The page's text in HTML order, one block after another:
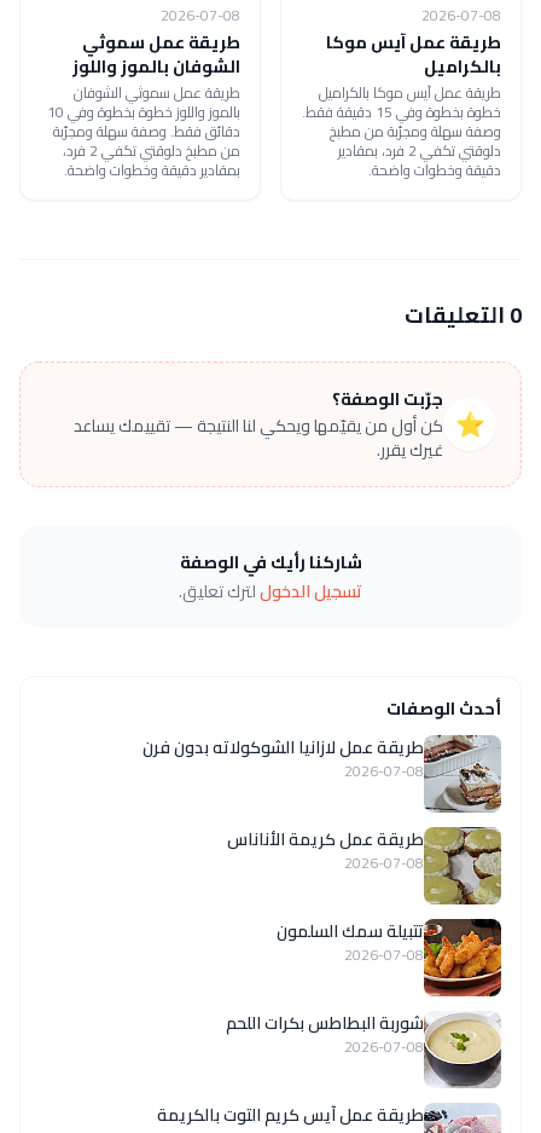
2026-07-08
طريقة عمل آيس موكا
بالكراميل
طريقة عمل آيس موكا بالكراميل
خطوة بخطوة وفي 15 دقيقة فقط.
وصفة سهلة ومجرّبة من مطبخ
دلوقتي تكفي 2 فرد، بمقادير
دقيقة وخطوات واضحة.
2026-07-08
طريقة عمل سموثي
الشوفان بالموز واللوز
طريقة عمل سموثي الشوفان
بالموز واللوز خطوة بخطوة وفي 10
دقائق فقط. وصفة سهلة ومجرّبة
من مطبخ دلوقتي تكفي 2 فرد،
بمقادير دقيقة وخطوات واضحة.
0 التعليقات
⭐
جرّبت الوصفة؟
كن أول من يقيّمها ويحكي لنا النتيجة — تقييمك يساعد
غيرك يقرر.
شاركنا رأيك في الوصفة
تسجيل الدخوللترك تعليق.
أحدث الوصفات
طريقة عمل لازانيا الشوكولاته بدون فرن
2026-07-08
طريقة عمل كريمة الأناناس
2026-07-08
تتبيلة سمك السلمون
2026-07-08
شوربة البطاطس بكرات اللحم
2026-07-08
طريقة عمل آيس كريم التوت بالكريمة